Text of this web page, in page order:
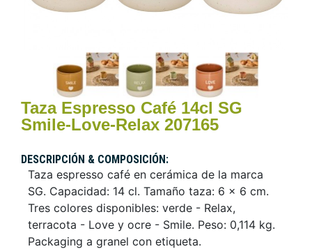
Taza Espresso Café 14cl SG
Smile-Love-Relax 207165
DESCRIPCIÓN & COMPOSICIÓN:
Taza espresso café en cerámica de la marca
SG. Capacidad: 14 cl. Tamaño taza: 6 x 6 cm.
Tres colores disponibles: verde - Relax,
terracota - Love y ocre - Smile. Peso: 0,114 kg.
Packaging a granel con etiqueta.